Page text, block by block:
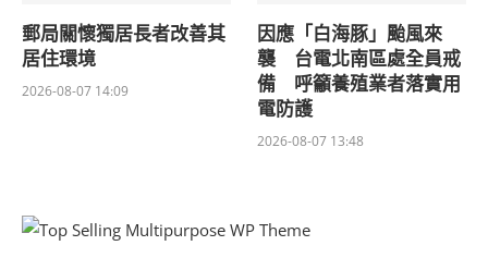
郵局關懷獨居長者改善其
居住環境
2026-08-07 14:09
因應「白海豚」颱風來
襲 台電北南區處全員戒
備 呼籲養殖業者落實用
電防護
2026-08-07 13:48